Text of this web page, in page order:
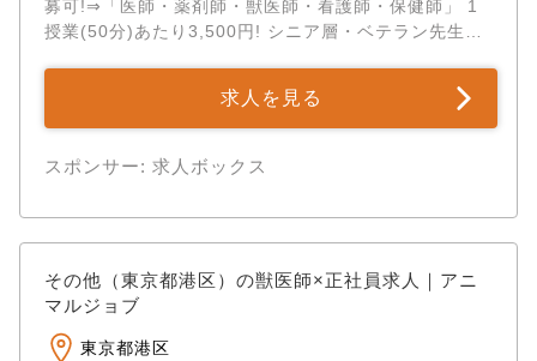
募可!⇒「医師・薬剤師・獣医師・看護師・保健師」 1
授業(50分)あたり3,500円! シニア層・ベテラン先生か
求人を見る
スポンサー: 求人ボックス
その他（東京都港区）の獣医師×正社員求人｜アニ
マルジョブ
東京都港区